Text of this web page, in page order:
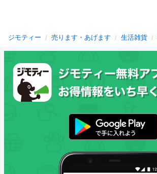
ジモティー 売ります・あげます 生活雑貨